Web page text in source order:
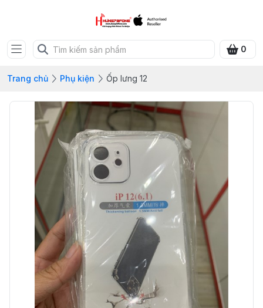
0
Trang chủ Phụ kiện Ốp lưng 12